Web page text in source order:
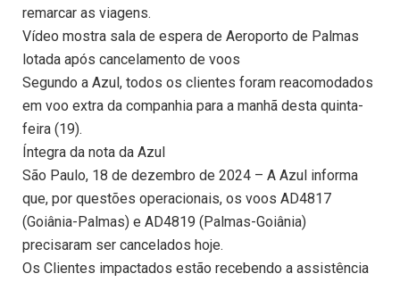
remarcar as viagens.
Vídeo mostra sala de espera de Aeroporto de Palmas
lotada após cancelamento de voos
Segundo a Azul, todos os clientes foram reacomodados
em voo extra da companhia para a manhã desta quinta-
feira (19).
Íntegra da nota da Azul
São Paulo, 18 de dezembro de 2024 – A Azul informa
que, por questões operacionais, os voos AD4817
(Goiânia-Palmas) e AD4819 (Palmas-Goiânia)
precisaram ser cancelados hoje.
Os Clientes impactados estão recebendo a assistência